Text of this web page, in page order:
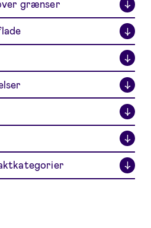
grænser ↓
↓
↓
↓
↓
↓
↓